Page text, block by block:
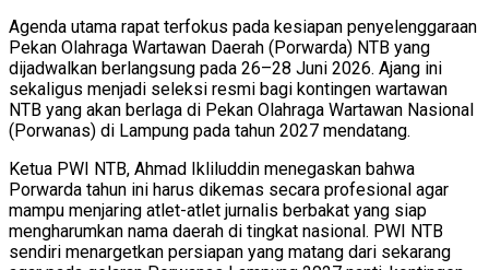
Agenda utama rapat terfokus pada kesiapan penyelenggaraan
Pekan Olahraga Wartawan Daerah (Porwarda) NTB yang
dijadwalkan berlangsung pada 26–28 Juni 2026. Ajang ini
sekaligus menjadi seleksi resmi bagi kontingen wartawan
NTB yang akan berlaga di Pekan Olahraga Wartawan Nasional
(Porwanas) di Lampung pada tahun 2027 mendatang.
Ketua PWI NTB, Ahmad Ikliluddin menegaskan bahwa
Porwarda tahun ini harus dikemas secara profesional agar
mampu menjaring atlet-atlet jurnalis berbakat yang siap
mengharumkan nama daerah di tingkat nasional. PWI NTB
sendiri menargetkan persiapan yang matang dari sekarang